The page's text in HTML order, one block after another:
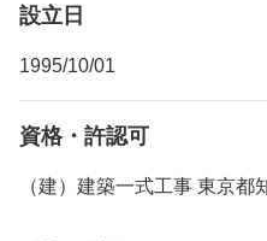
設立日
1995/10/01
資格・許認可
（建）建築一式工事 東京都